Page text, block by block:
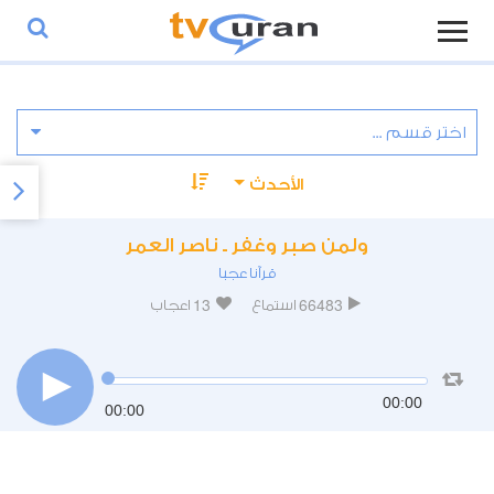
الأحدث
ولمن صبر وغفر ـ ناصر العمر
قرآنا عجبا
66483 استماع 13 اعجاب
00:00 00:00